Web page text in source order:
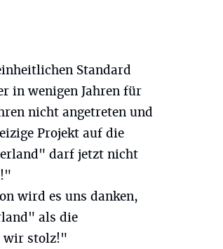
Standard
in wenigen Jahren für
nicht angetreten und
Projekt auf die
darf jetzt nicht
wird es uns danken,
als die
wir stolz!"